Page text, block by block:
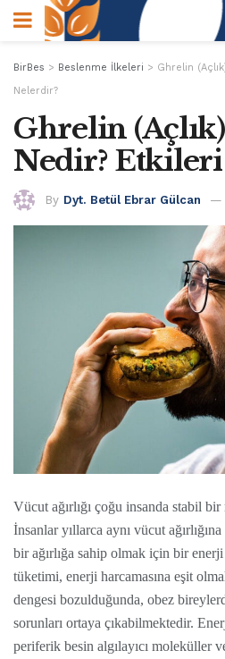
BirBes > Beslenme İlkeleri > Ghrelin
Nelerdir?
Ghrelin
Nedir?
By Dyt. Betül Ebrar Gülcan
Vücut ağırlığı çoğu insanda stabil
İnsanlar yıllarca aynı vücut
bir ağırlığa sahip olmak için bir
tüketimi, enerji harcamasına eşit
dengesi bozulduğunda, obez
sorunları ortaya çıkabilmektedir.
periferik besin algılayıcı moleküller